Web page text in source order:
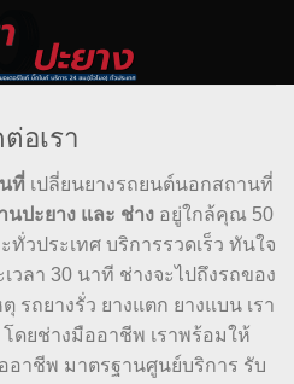
อเรา
ที่ เปลี่ยนยางรถยนต์นอกสถานที่
นปะยาง และ ช่าง อยู่ใกล้คุณ 50
วประเทศ บริการรวดเร็ว ทันใจ
วลา 30 นาที ช่างจะไปถึงรถของ
รถยางรั่ว ยางแตก ยางแบน เรา
ดยช่างมืออาชีพ เราพร้อมให้
อาชีพ มาตรฐานศูนย์บริการ รับ